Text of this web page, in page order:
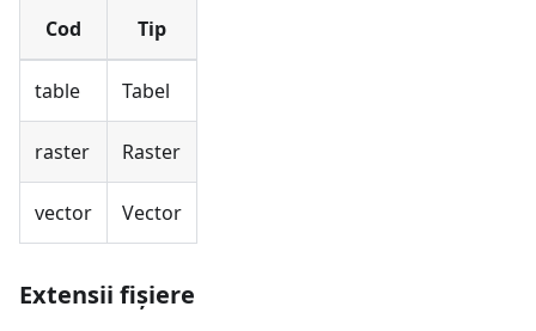
Cod Tip
table Tabel
raster Raster
vector Vector
Extensii fișiere